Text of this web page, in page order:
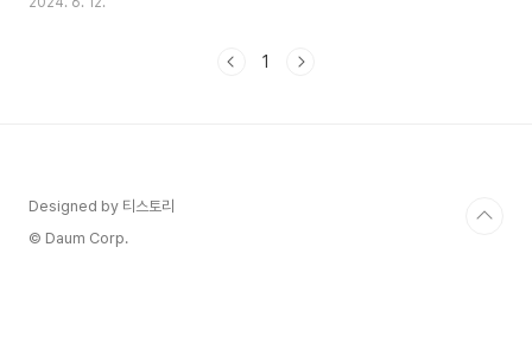
라서 인터넷을 뒤적뒤적 하게 되네요.분명 저처럼 처음 해보시는 분들도 있을
1
Designed by 티스토리
© Daum Corp.